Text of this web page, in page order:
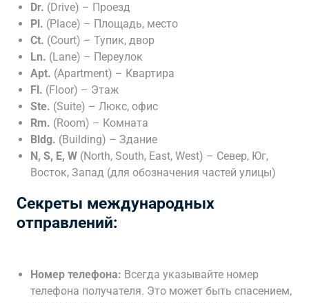
Dr. (Drive) – Проезд
Pl. (Place) – Площадь, место
Ct. (Court) – Тупик, двор
Ln. (Lane) – Переулок
Apt. (Apartment) – Квартира
Fl. (Floor) – Этаж
Ste. (Suite) – Люкс, офис
Rm. (Room) – Комната
Bldg. (Building) – Здание
N, S, E, W (North, South, East, West) – Север, Юг,
Восток, Запад (для обозначения частей улицы)
Секреты международных
отправлений:
Номер телефона: Всегда указывайте номер
телефона получателя. Это может быть спасением,